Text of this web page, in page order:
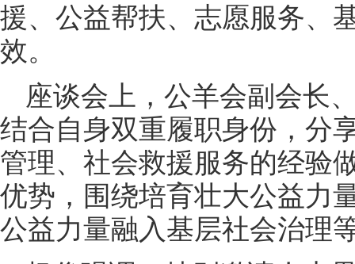
援、公益帮扶、志愿服务、
效。
座谈会上，公羊会副会长
结合自身双重履职身份，分
管理、社会救援服务的经验
优势，围绕培育壮大公益力
公益力量融入基层社会治理